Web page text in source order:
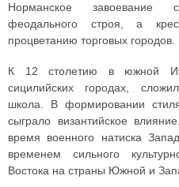
Норманское завоевание
феодального строя, а
процветанию торговых городов.
К 12 столетию в южной
сицилийских городах,
школа. В формировании
сыграло византийское
время военного натиска
временем сильного
Востока на страны Южной и